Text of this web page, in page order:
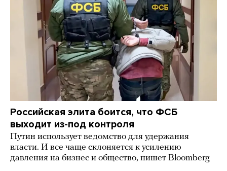
Российская элита боится, что ФСБ
выходит из-под контроля
Путин использует ведомство для удержания
власти. И все чаще склоняется к усилению
давления на бизнес и общество, пишет Bloomberg